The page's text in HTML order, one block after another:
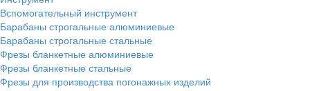
Вспомогательный инструмент
Барабаны строгальные алюминиевые
Барабаны строгальные стальные
Фрезы бланкетные алюминиевые
Фрезы бланкетные стальные
Фрезы для производства погонажных изделий